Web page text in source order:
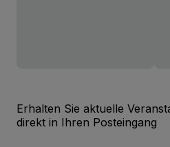
Erhalten Sie aktuelle
direkt in Ihren Posteingang